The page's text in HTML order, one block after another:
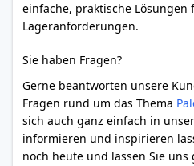
einfache, praktische Lösungen
Lageranforderungen.
Sie haben Fragen?
Gerne beantworten unsere
Fragen rund um das Thema
sich auch ganz einfach in
informieren und inspirieren
noch heute und lassen Sie